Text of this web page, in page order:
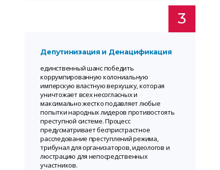
3
Депутинизация и Денацификация
единственный шанс победить
коррумпированную колониальную
имперскую властную верхушку, которая
уничтожает всех несогласных и
максимально жестко подавляет любые
попытки народных лидеров противостоять
преступной системе. Процесс
предусматривает беспристрастное
расследование преступлений режима,
трибунал для организаторов, идеологов и
люстрацию для непосредственных
участников.